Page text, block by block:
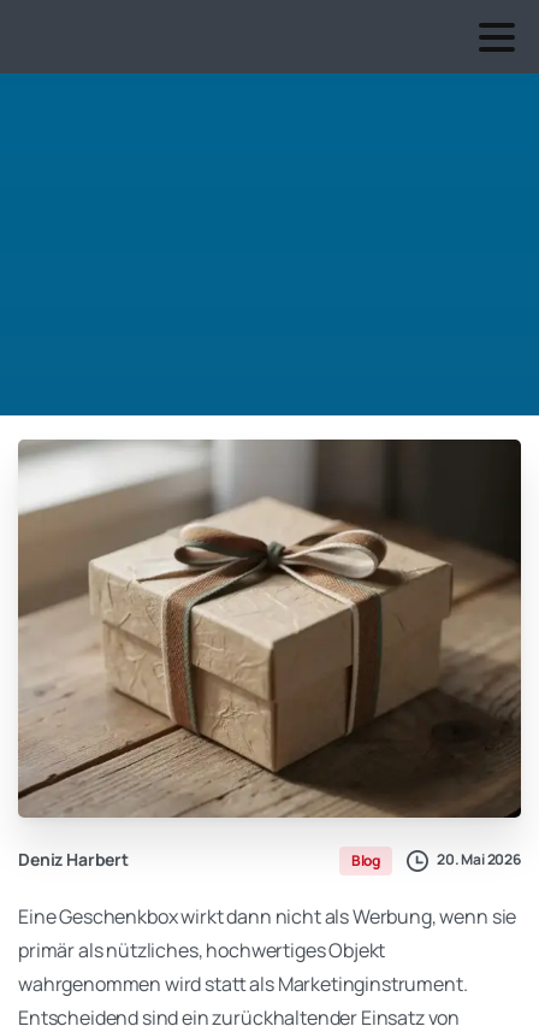
Deniz Harbert Blog 20. Mai 2026
Eine Geschenkbox wirkt dann nicht als Werbung, wenn sie
primär als nützliches, hochwertiges Objekt
wahrgenommen wird statt als Marketinginstrument.
Entscheidend sind ein zurückhaltender Einsatz von